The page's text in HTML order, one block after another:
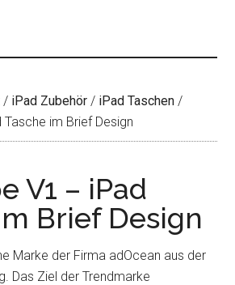
/ iPad Zubehör / iPad Taschen /
im Brief Design
V1 – iPad
Brief Design
Marke der Firma adOcean aus der
Das Ziel der Trendmarke